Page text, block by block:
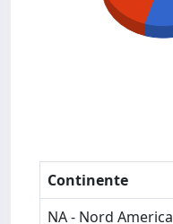
Continente
NA - Nord America